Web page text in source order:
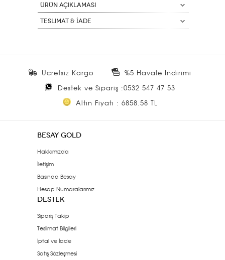
ÜRÜN AÇIKLAMASI
Teslimat & İade
Ücretsiz Kargo
%5 Havale İndirimi
Destek ve Sipariş :0532 547 47 53
Altın Fiyatı : 6858.58 TL
BESAY GOLD
Hakkımızda
İletişim
Basında Besay
Hesap Numaralarımız
DESTEK
Sipariş Takip
Teslimat Bilgileri
İptal ve İade
Satış Sözleşmesi